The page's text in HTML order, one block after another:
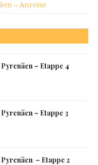
– Anreise
Pyrenäen – Etappe 4
Pyrenäen – Etappe 3
Pyrenäen – Etappe 2